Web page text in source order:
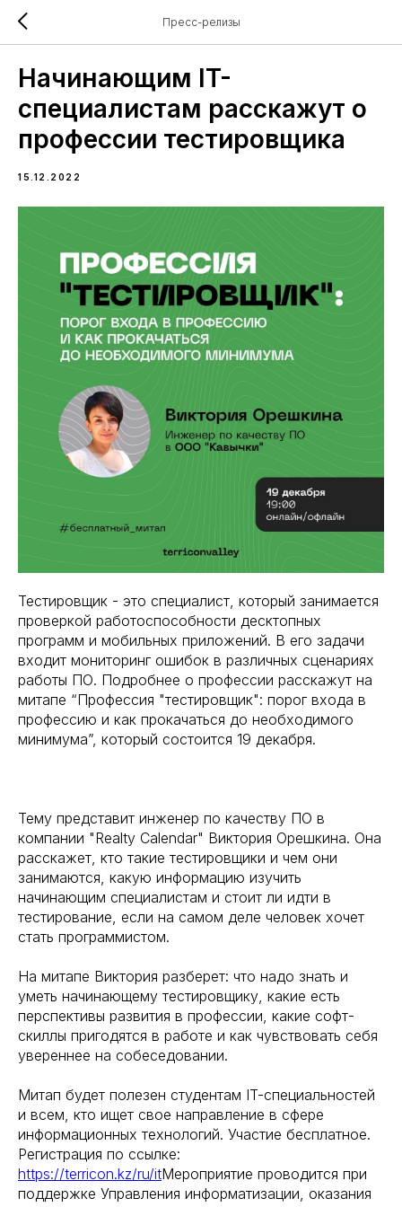
Пресс-релизы
Начинающим IT-
специалистам расскажут о
профессии тестировщика
15.12.2022
Тестировщик - это специалист, который занимается
проверкой работоспособности десктопных
программ и мобильных приложений. В его задачи
входит мониторинг ошибок в различных сценариях
работы ПО. Подробнее о профессии расскажут на
митапе “Профессия "тестировщик": порог входа в
профессию и как прокачаться до необходимого
минимума”, который состоится 19 декабря.
Тему представит инженер по качеству ПО в
компании "Realty Calendar" Виктория Орешкина. Она
расскажет, кто такие тестировщики и чем они
занимаются, какую информацию изучить
начинающим специалистам и стоит ли идти в
тестирование, если на самом деле человек хочет
стать программистом.
На митапе Виктория разберет: что надо знать и
уметь начинающему тестировщику, какие есть
перспективы развития в профессии, какие софт-
скиллы пригодятся в работе и как чувствовать себя
увереннее на собеседовании.
Митап будет полезен студентам IT-специальностей
и всем, кто ищет свое направление в сфере
информационных технологий. Участие бесплатное.
Регистрация по ссылке:
https://terricon.kz/ru/itМероприятие проводится при
поддержке Управления информатизации, оказания